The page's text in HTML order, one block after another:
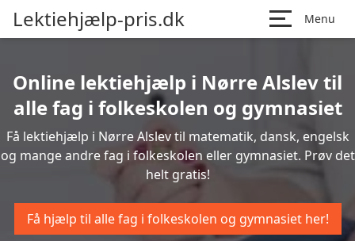
Lektiehjælp-pris.dk Menu
Online lektiehjælp i Nørre Alslev til
alle fag i folkeskolen og gymnasiet
Få lektiehjælp i Nørre Alslev til matematik, dansk, engelsk
og mange andre fag i folkeskolen eller gymnasiet. Prøv det
helt gratis!
Få hjælp til alle fag i folkeskolen og gymnasiet her!